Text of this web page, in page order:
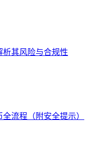
析其风险与合规性
流程（附安全提示）